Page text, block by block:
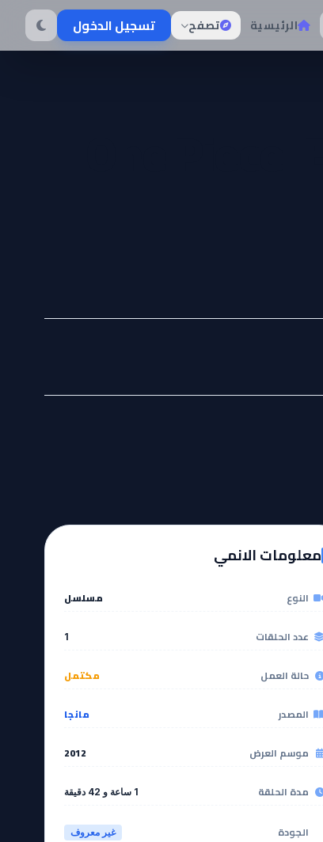
الرئيسية تصفح تسجيل الدخول
معلومات الانمي
النوع مسلسل
عدد الحلقات 1
حالة العمل مكتمل
المصدر مانجا
موسم العرض 2012
مدة الحلقة 1 ساعة و 42 دقيقة
الجودة غير معروف